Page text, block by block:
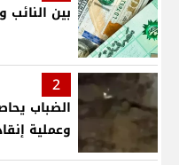
بين
2
الضباب
وعملية